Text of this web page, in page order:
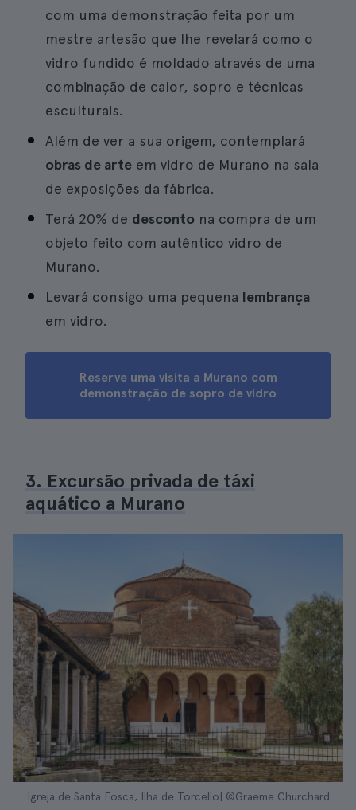
com uma demonstração feita por um
mestre artesão que lhe revelará como o
vidro fundido é moldado através de uma
combinação de calor, sopro e técnicas
esculturais.
Além de ver a sua origem, contemplará
obras de arte em vidro de Murano na sala
de exposições da fábrica.
Terá 20% de desconto na compra de um
objeto feito com autêntico vidro de
Murano.
Levará consigo uma pequena lembrança
em vidro.
Reserve uma visita a Murano com
demonstração de sopro de vidro
3. Excursão privada de táxi
aquático a Murano
Igreja de Santa Fosca, Ilha de Torcello| ©Graeme Churchard